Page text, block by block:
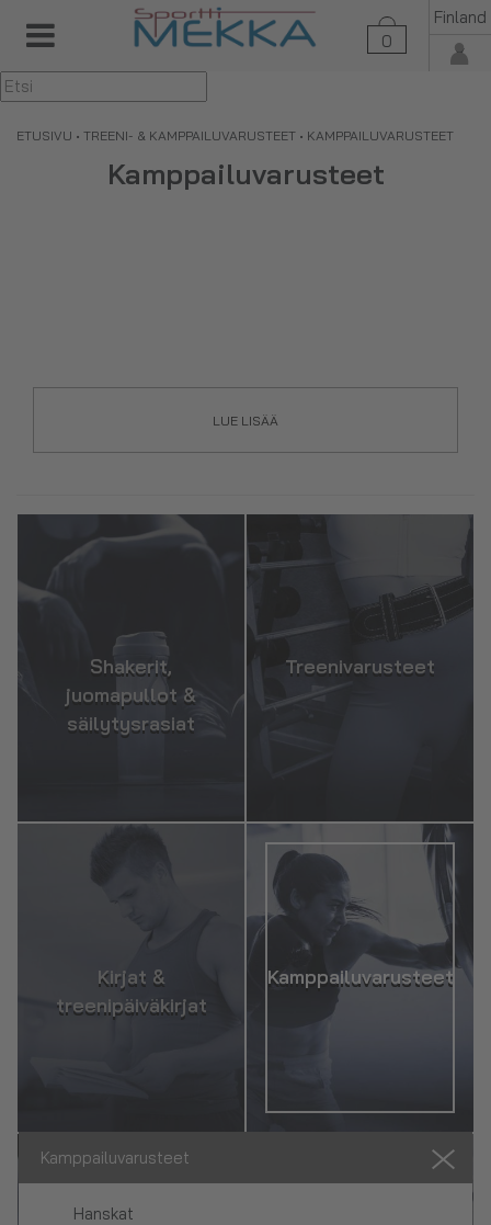
0
Finland
▼
ETUSIVU • TREENI- & KAMPPAILUVARUSTEET • KAMPPAILUVARUSTEET
Kamppailuvarusteet
LUE LISÄÄ
Shakerit,
juomapullot &
säilytysrasiat
Treenivarusteet
Kirjat &
treenipäiväkirjat
Kamppailuvarusteet
Kamppailuvarusteet
Hanskat